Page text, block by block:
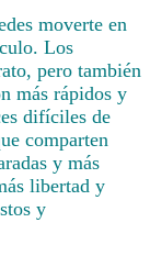
moverte en
Los
pero también
más rápidos y
difíciles de
comparten
y más
libertad y
y